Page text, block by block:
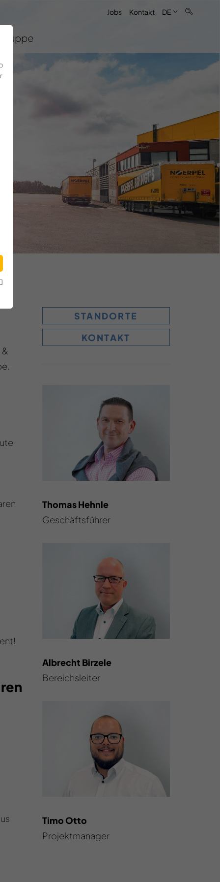
Jobs Kontakt DE
STANDORTE
KONTAKT
Thomas Hehnle
Geschäftsführer
Albrecht Birzele
Bereichsleiter
Timo Otto
Projektmanager